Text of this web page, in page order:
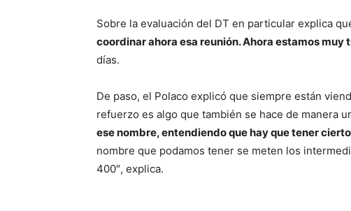
Sobre la evaluación del DT en particular explica
coordinar ahora esa reunión. Ahora estamos muy
días.
De paso, el Polaco explicó que siempre están
refuerzo es algo que también se hace de manera
ese nombre, entendiendo que hay que tener
nombre que podamos tener se meten los
400″, explica.